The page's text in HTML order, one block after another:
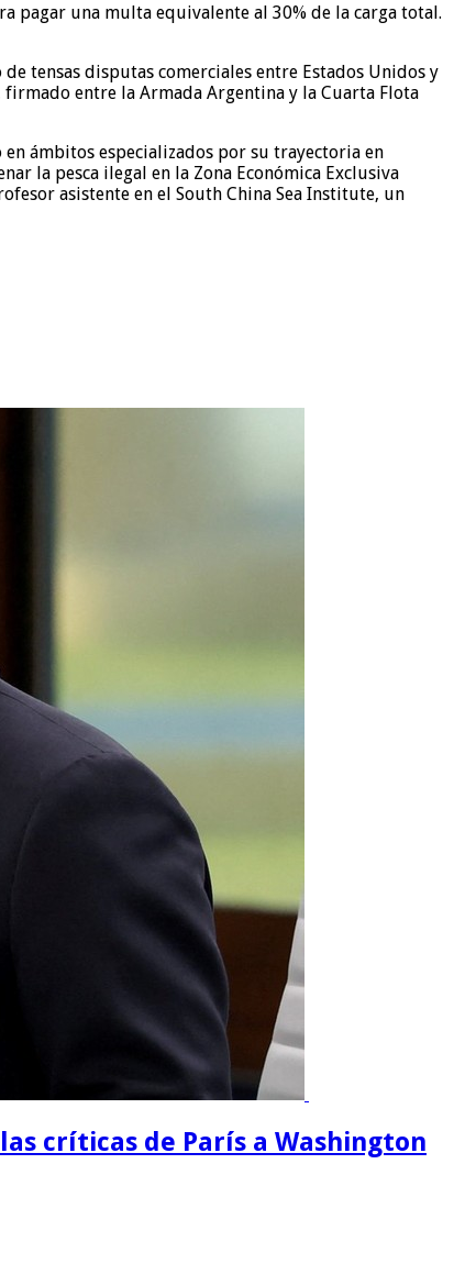
pagar una multa equivalente al 30% de la carga total.
tensas disputas comerciales entre Estados Unidos y
firmado entre la Armada Argentina y la Cuarta Flota
en ámbitos especializados por su trayectoria en
la pesca ilegal en la Zona Económica Exclusiva
asistente en el South China Sea Institute, un
críticas de París a Washington